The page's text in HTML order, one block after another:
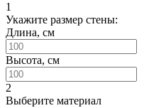
1
Укажите размер стены:
Длина, см
Высота, см
2
Выберите материал